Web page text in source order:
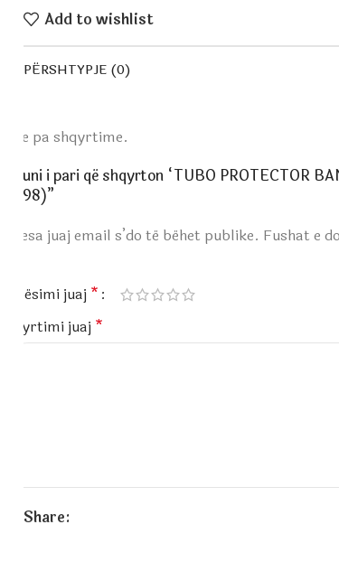
Add to wishlist
PËRSHTYPJE (0)
Ende pa shqyrtime.
Bëhuni i pari që shqyrton “TUBO PROTECTOR
(2098)”
Adresa juaj email s’do të bëhet publike. Fushat e
Vlerësimi juaj *
Shqyrtimi juaj *
Share: